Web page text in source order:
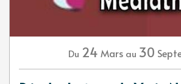
Du 24 Mars au 30